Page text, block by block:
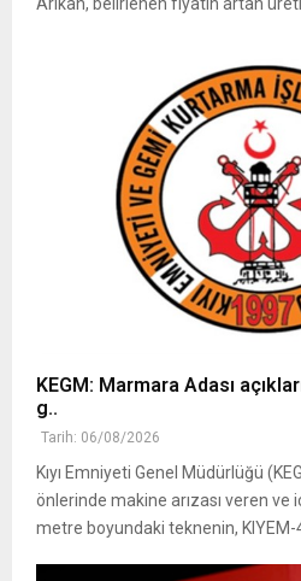
Arıkan, belirlenen fiyatın artan
KEGM: Marmara Adası
g..
Tarih: 06/08/2026
Kıyı Emniyeti Genel Müdürlüğü
önlerinde makine arızası veren ve
metre boyundaki teknenin, KIYEM-4